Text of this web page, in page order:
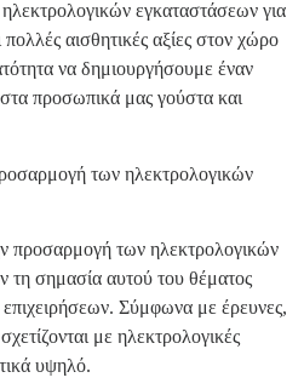
εγκαταστάσεων για
αισθητικές αξίες στον χώρο
να δημιουργήσουμε έναν
προσωπικά μας γούστα και
των ηλεκτρολογικών
προσαρμογή των ηλεκτρολογικών
τη σημασία αυτού του θέματος
επιχειρήσεων. Σύμφωνα με έρευνες,
με ηλεκτρολογικές
υψηλό.